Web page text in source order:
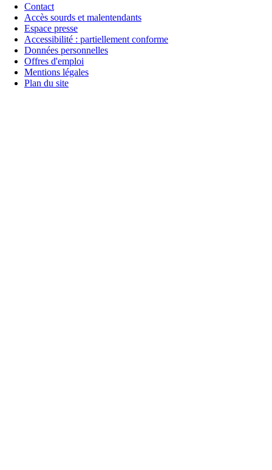
Contact
Accès sourds et malentendants
Espace presse
Accessibilité : partiellement conforme
Données personnelles
Offres d'emploi
Mentions légales
Plan du site